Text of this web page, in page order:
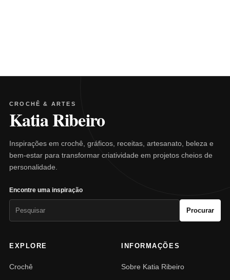
CROCHÊ & ARTES
Katia Ribeiro
Inspirações em crochê, gráficos, receitas, artesanato, beleza e
bem-estar para transformar criatividade em projetos cheios de
personalidade.
Encontre uma inspiração
Procurar
EXPLORE
Crochê
INFORMAÇÕES
Sobre Katia Ribeiro